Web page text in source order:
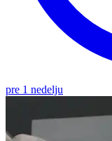
pre 1 nedelju